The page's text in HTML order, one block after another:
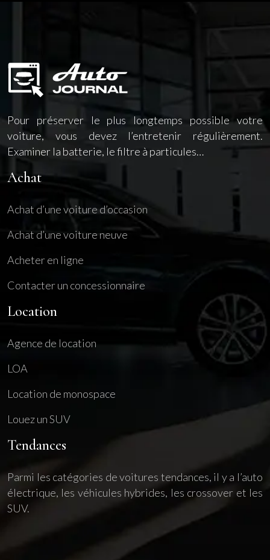
Pour préserver le plus longtemps possible votre
voiture, vous devez l’entretenir régulièrement.
Examiner la batterie, le filtre à particules…
Achat
Achat d’une voiture d’occasion
Achat d’une voiture neuve
Acheter en ligne
Contacter un concessionnaire
Location
Agence de location
LOA
Location de monospace
Louez un SUV
Tendances
Parmi les catégories de voitures tendances, il y a l’auto
électrique, les véhicules hybrides, les crossover et les
SUV.